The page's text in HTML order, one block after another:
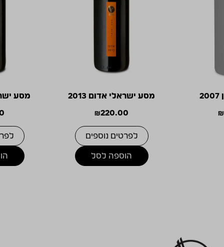
₪
מסע ישראלי אדום 2013
₪220.00
לפרטים נוספים
הוספה לסל
מסע